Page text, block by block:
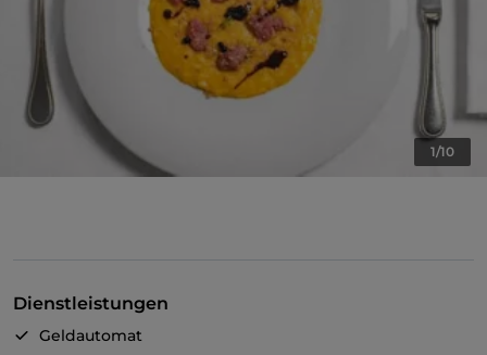
1/10
Dienstleistungen
Geldautomat